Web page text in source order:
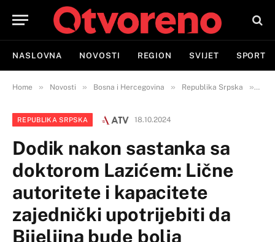
NASLOVNA NOVOSTI REGION SVIJET SPORT
Home » Novosti » Bosna i Hercegovina » Republika Srpska »
REPUBLIKA SRPSKA 18.10.2024
Dodik nakon sastanka sa
doktorom Lazićem: Lične
autoritete i kapacitete
zajednički upotrijebiti da
Bijeljina bude bolja